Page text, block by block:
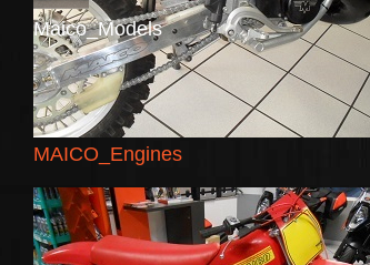
MAICO_Engines
Maico_Models